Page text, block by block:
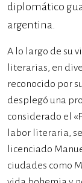
diplomático
argentina.
A lo largo de su
literarias, en
reconocido por
desplegó una
considerado el
labor literaria,
licenciado
ciudades como